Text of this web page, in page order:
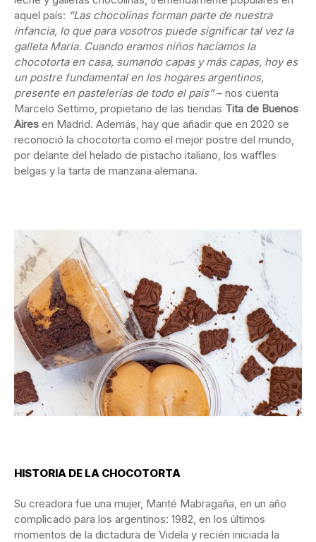
aquel país: “Las chocolinas forman parte de nuestra
infancia, lo que para vosotros puede significar tal vez la
galleta María. Cuando eramos niños hacíamos la
chocotorta en casa, sumando capas y más capas, hoy es
un postre fundamental en los hogares argentinos,
presente en pastelerías de todo el país”– nos cuenta
Marcelo Settimo, propietario de las tiendas Tita de Buenos
Aires en Madrid. Además, hay que añadir que en 2020 se
reconoció la chocotorta como el mejor postre del mundo,
por delante del helado de pistacho italiano, los waffles
belgas y la tarta de manzana alemana.
HISTORIA DE LA CHOCOTORTA
Su creadora fue una mujer, Marité Mabragaña, en un año
complicado para los argentinos: 1982, en los últimos
momentos de la dictadura de Videla y recién iniciada la